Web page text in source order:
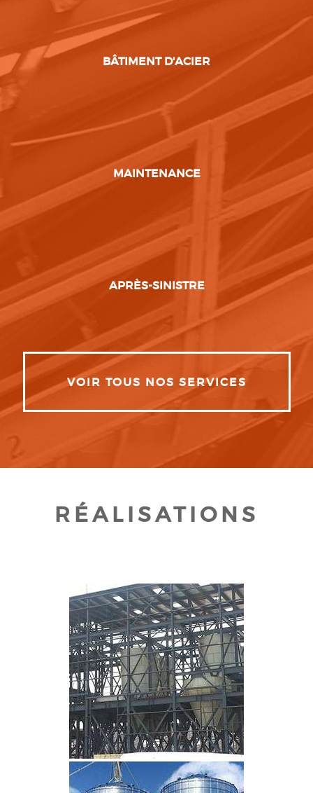
BÂTIMENT D'ACIER
MAINTENANCE
APRÈS-SINISTRE
VOIR TOUS NOS SERVICES
RÉALISATIONS
CLIQUEZ POUR AGRANDIR